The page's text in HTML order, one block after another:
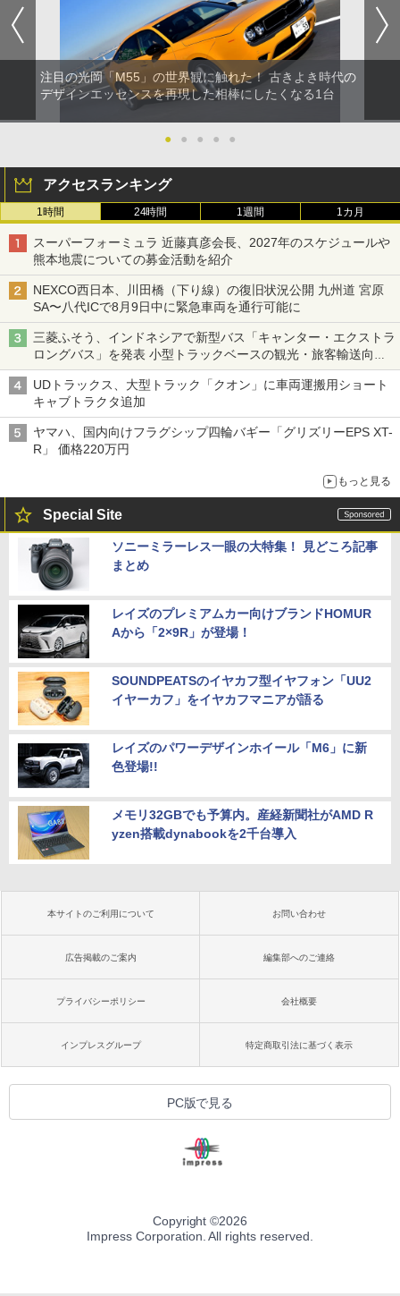
注目の光岡「M55」の世界観に触れた！ 古きよき時代の
デザインエッセンスを再現した相棒にしたくなる1台
● ● ● ● ●
アクセスランキング
1時間 24時間 1週間 1カ月
スーパーフォーミュラ 近藤真彦会長、2027年のスケジュールや
熊本地震についての募金活動を紹介
NEXCO西日本、川田橋（下り線）の復旧状況公開 九州道 宮原
SA〜八代ICで8月9日中に緊急車両を通行可能に
三菱ふそう、インドネシアで新型バス「キャンター・エクストラ
ロングバス」を発表 小型トラックベースの観光・旅客輸送向け
バス
UDトラックス、大型トラック「クオン」に車両運搬用ショート
キャブトラクタ追加
ヤマハ、国内向けフラグシップ四輪バギー「グリズリーEPS XT-
R」 価格220万円
もっと見る
Special Site
ソニーミラーレス一眼の大特集！ 見どころ記事
まとめ
レイズのプレミアムカー向けブランドHOMUR
Aから「2×9R」が登場！
SOUNDPEATSのイヤカフ型イヤフォン「UU2
イヤーカフ」をイヤカフマニアが語る
レイズのパワーデザインホイール「M6」に新
色登場!!
メモリ32GBでも予算内。産経新聞社がAMD R
yzen搭載dynabookを2千台導入
本サイトのご利用について お問い合わせ
広告掲載のご案内 編集部へのご連絡
プライバシーポリシー 会社概要
インプレスグループ 特定商取引法に基づく表示
PC版で見る
Copyright ©2026
Impress Corporation. All rights reserved.